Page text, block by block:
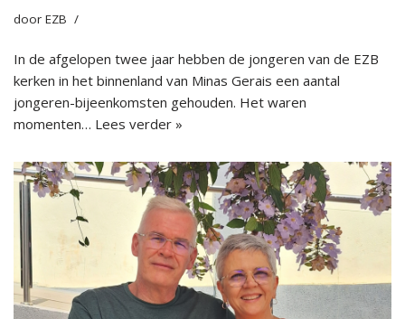
door EZB
In de afgelopen twee jaar hebben de jongeren van de EZB
kerken in het binnenland van Minas Gerais een aantal
jongeren-bijeenkomsten gehouden. Het waren
momenten… Lees verder »